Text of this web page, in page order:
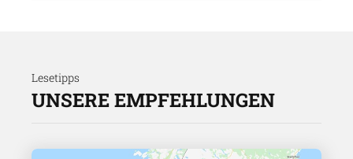
Lesetipps
UNSERE EMPFEHLUNGEN